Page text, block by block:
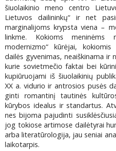
šiuolaikinio meno centro
Lietuvos dailininkų“ ir net
marginalijoms krypsta viena –
linkme. Kokioms meninėms
modernizmo“ kūrėjai,
dailės gyvenimas, neaiškinama ir
kurie sovietmečio faktai bei
kupiūruojami iš šiuolaikinių
XX a. vidurio ir antrosios pusės
ginti romantinį tautinės
kūrybos idealus ir standartus.
nes bijoma pajudinti
jog tokiose artimose dailėtyrai
arba literatūrologija, jau seniai
laikotarpis.